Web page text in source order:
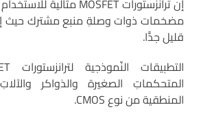
مضخمات ذوات وصلةِ منبع مشترك حيث
قليل جدًّا.
المتحكماتِ الصغيرة والذواكر
المنطقية من نوع CMOS.